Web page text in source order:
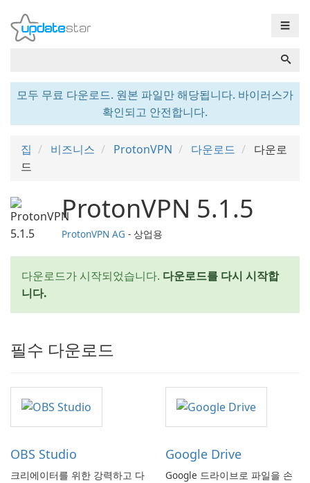
☰
모두 무료 다운로드. 원본 파일만 해당됩니다. 바이러스가
확인되고 안전합니다.
집 비즈니스 ProtonVPN 다운로드
다운로
드
ProtonVPN 5.1.5
ProtonVPN AG - 상업용
다운로드가 시작되었습니다. 다운로드를 다시 시작합
니다.
필수 다운로드
OBS Studio
크리에이터를 위한 강력하고 다
Google Drive
Google 드라이브로 파일을 손